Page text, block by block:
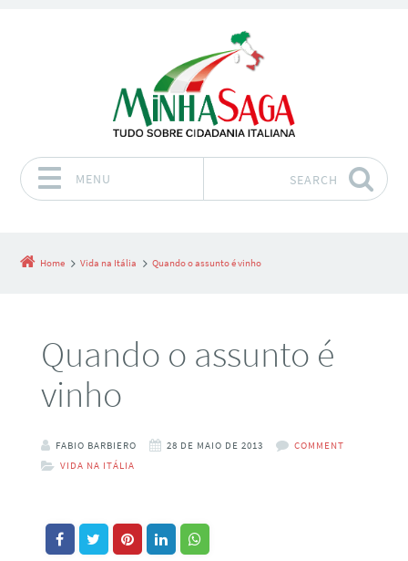
MENU SEARCH
Home Vida na Itália Quando o assunto é vinho
Quando o assunto é
vinho
FABIO BARBIERO 28 DE MAIO DE 2013
COMMENT
VIDA NA ITÁLIA